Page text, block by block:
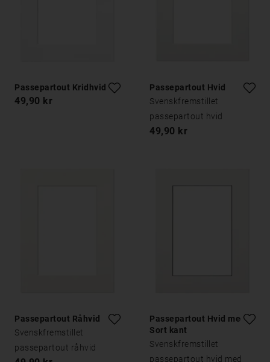
Passepartout Kridhvid
49,90 kr
Passepartout Hvid
Svenskfremstillet
passepartout hvid
49,90 kr
Passepartout Råhvid
Svenskfremstillet
passepartout råhvid
Passepartout Hvid med
Sort kant
Svenskfremstillet
passepartout hvid med